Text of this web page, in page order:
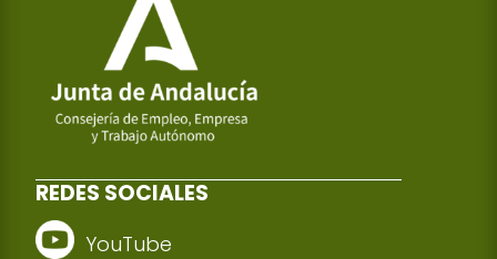
REDES SOCIALES
YouTube